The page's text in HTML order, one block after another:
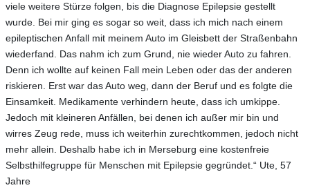
viele weitere Stürze folgen, bis die Diagnose Epilepsie gestellt
wurde. Bei mir ging es sogar so weit, dass ich mich nach einem
epileptischen Anfall mit meinem Auto im Gleisbett der Straßenbahn
wiederfand. Das nahm ich zum Grund, nie wieder Auto zu fahren.
Denn ich wollte auf keinen Fall mein Leben oder das der anderen
riskieren. Erst war das Auto weg, dann der Beruf und es folgte die
Einsamkeit. Medikamente verhindern heute, dass ich umkippe.
Jedoch mit kleineren Anfällen, bei denen ich außer mir bin und
wirres Zeug rede, muss ich weiterhin zurechtkommen, jedoch nicht
mehr allein. Deshalb habe ich in Merseburg eine kostenfreie
Selbsthilfegruppe für Menschen mit Epilepsie gegründet.“ Ute, 57
Jahre